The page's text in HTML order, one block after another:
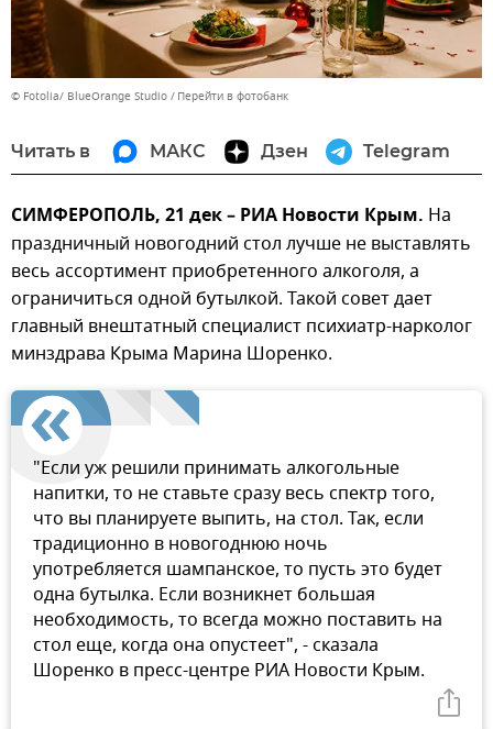
© Fotolia/ BlueOrange Studio Перейти в фотобанк
Читать в МАКС Дзен Telegram
СИМФЕРОПОЛЬ, 21 дек – РИА Новости Крым. На
праздничный новогодний стол лучше не выставлять
весь ассортимент приобретенного алкоголя, а
ограничиться одной бутылкой. Такой совет дает
главный внештатный специалист психиатр-нарколог
минздрава Крыма Марина Шоренко.
"Если уж решили принимать алкогольные
напитки, то не ставьте сразу весь спектр того,
что вы планируете выпить, на стол. Так, если
традиционно в новогоднюю ночь
употребляется шампанское, то пусть это будет
одна бутылка. Если возникнет большая
необходимость, то всегда можно поставить на
стол еще, когда она опустеет", - сказала
Шоренко в пресс-центре РИА Новости Крым.